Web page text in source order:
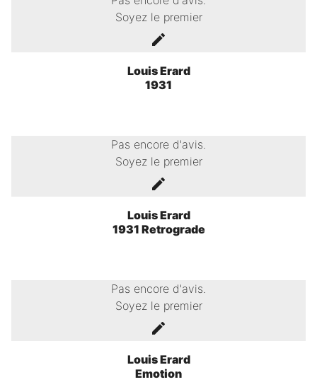
Soyez le premier
Louis Erard
1931
Pas encore d'avis.
Soyez le premier
Louis Erard
1931 Retrograde
Pas encore d'avis.
Soyez le premier
Louis Erard
Emotion